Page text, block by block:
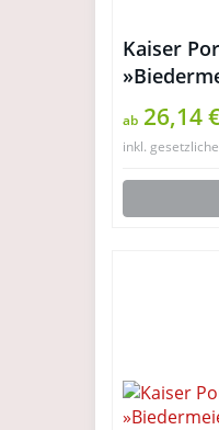
Kaiser
ab 26,14
inkl.